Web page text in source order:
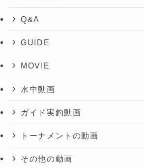
Q&A
GUIDE
MOVIE
水中動画
ガイド実釣動画
トーナメントの動画
その他の動画